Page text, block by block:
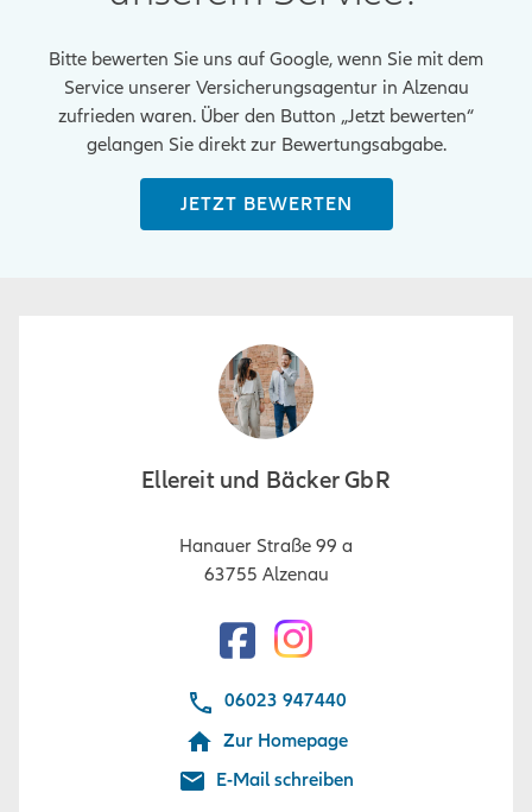
Bitte bewerten Sie uns auf Google, wenn Sie mit dem
Service unserer Versicherungsagentur in Alzenau
zufrieden waren. Über den Button „Jetzt bewerten“
gelangen Sie direkt zur Bewertungsabgabe.
JETZT BEWERTEN
Ellereit und Bäcker GbR
Hanauer Straße 99 a
63755 Alzenau
Facebook
06023 947440
Zur Homepage
E-Mail schreiben